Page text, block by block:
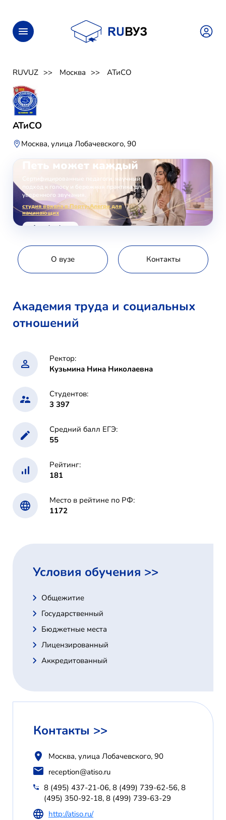
RUVUZ Москва АТиСО
АТиСО
Москва, улица Лобачевского, 90
Петь может каждый
Сертифицированные педагоги, научный
подход к голосу и бережная практика для
уверенного звучания.
студия вокала в Порту-Алегри для
начинающих
voice-school.com
О вузе Контакты
Академия труда и социальных
отношений
Ректор:
Кузьмина Нина Николаевна
Студентов:
3 397
Средний балл ЕГЭ:
55
Рейтинг:
181
Место в рейтине по РФ:
1172
Условия обучения >>
Общежитие
Государственный
Бюджетные места
Лицензированный
Аккредитованный
Контакты >>
Москва, улица Лобачевского, 90
reception@atiso.ru
8 (495) 437-21-06, 8 (499) 739-62-56, 8
(495) 350-92-18, 8 (499) 739-63-29
http://atiso.ru/